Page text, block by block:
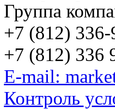
Группа
+7 (812)
+7 (812) 336
E-mail:
Контроль